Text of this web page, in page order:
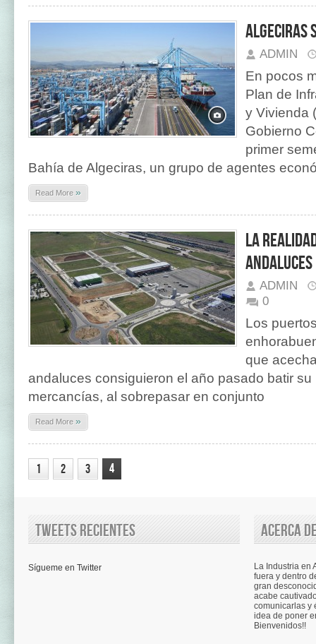
Algeciras
ADMIN
En pocos
Plan de
y Vivienda
Gobierno
primer
Bahía de Algeciras, un grupo de agentes
Read More »
La
Andaluces
ADMIN
0
Los
que
andaluces consiguieron el año pasado batir
mercancías, al sobrepasar en conjunto
Read More »
1 2 3 4
Tweets recientes
Sígueme en Twitter
Acerca
La Industria en
fuera y dentro
gran
acabe
comunicarlas y
idea de poner
Bienvenidos!!